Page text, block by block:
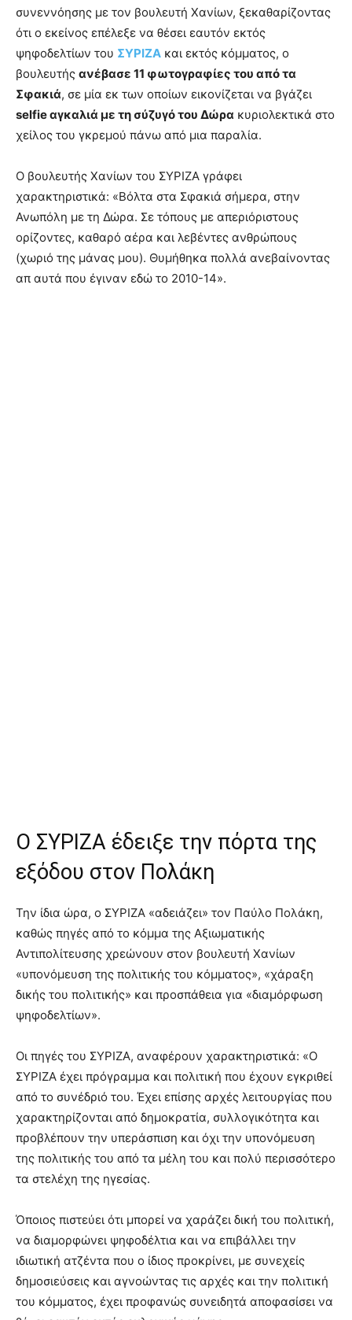
συνεννόησης με τον βουλευτή Χανίων, ξεκαθαρίζοντας
ότι ο εκείνος επέλεξε να θέσει εαυτόν εκτός
ψηφοδελτίων του ΣΥΡΙΖΑ και εκτός κόμματος, ο
βουλευτής ανέβασε 11 φωτογραφίες του από τα
Σφακιά, σε μία εκ των οποίων εικονίζεται να βγάζει
selfie αγκαλιά με τη σύζυγό του Δώρα κυριολεκτικά στο
χείλος του γκρεμού πάνω από μια παραλία.
Ο βουλευτής Χανίων του ΣΥΡΙΖΑ γράφει
χαρακτηριστικά: «Βόλτα στα Σφακιά σήμερα, στην
Ανωπόλη με τη Δώρα. Σε τόπους με απεριόριστους
ορίζοντες, καθαρό αέρα και λεβέντες ανθρώπους
(χωριό της μάνας μου). Θυμήθηκα πολλά ανεβαίνοντας
απ αυτά που έγιναν εδώ το 2010-14».
Ο ΣΥΡΙΖΑ έδειξε την πόρτα της
εξόδου στον Πολάκη
Την ίδια ώρα, ο ΣΥΡΙΖΑ «αδειάζει» τον Παύλο Πολάκη,
καθώς πηγές από το κόμμα της Αξιωματικής
Αντιπολίτευσης χρεώνουν στον βουλευτή Χανίων
«υπονόμευση της πολιτικής του κόμματος», «χάραξη
δικής του πολιτικής» και προσπάθεια για «διαμόρφωση
ψηφοδελτίων».
Οι πηγές του ΣΥΡΙΖΑ, αναφέρουν χαρακτηριστικά: «Ο
ΣΥΡΙΖΑ έχει πρόγραμμα και πολιτική που έχουν εγκριθεί
από το συνέδριό του. Έχει επίσης αρχές λειτουργίας που
χαρακτηρίζονται από δημοκρατία, συλλογικότητα και
προβλέπουν την υπεράσπιση και όχι την υπονόμευση
της πολιτικής του από τα μέλη του και πολύ περισσότερο
τα στελέχη της ηγεσίας.
Όποιος πιστεύει ότι μπορεί να χαράζει δική του πολιτική,
να διαμορφώνει ψηφοδέλτια και να επιβάλλει την
ιδιωτική ατζέντα που ο ίδιος προκρίνει, με συνεχείς
δημοσιεύσεις και αγνοώντας τις αρχές και την πολιτική
του κόμματος, έχει προφανώς συνειδητά αποφασίσει να